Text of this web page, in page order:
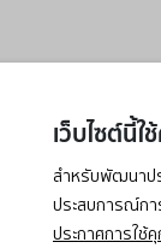
เว็บไซต์นี้ใ
สำหรับพัฒนาปร
ประสบการณ์กา
ประกาศการใช้คุ
has